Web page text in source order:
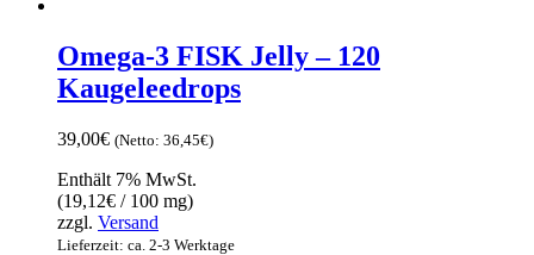
Omega-3 FISK Jelly – 120
Kaugeleedrops
39,00€ (Netto: 36,45€)
Enthält 7% MwSt.
(19,12€ / 100 mg)
zzgl. Versand
Lieferzeit: ca. 2-3 Werktage